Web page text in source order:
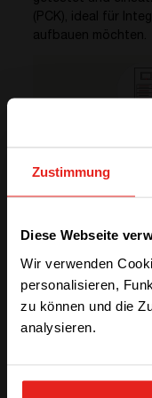
Zustimmung
Diese Webseite
Wir verwenden
personalisieren,
zu können und die
analysieren.
(PCK), ideal für
aufbauen möchten.
PCS
one of the